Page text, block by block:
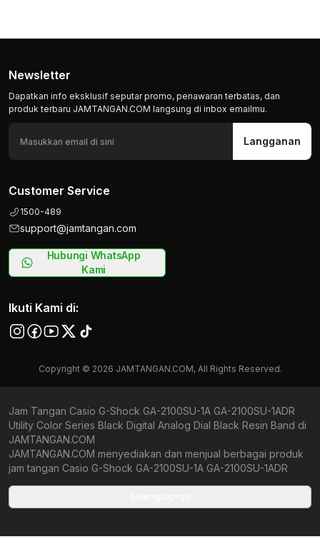
Newsletter
Dapatkan info eksklusif seputar promo, penawaran terbatas, dan
produk terbaru JAMTANGAN.COM langsung di inbox emailmu.
Langganan
Customer Service
1500-489
support@jamtangan.com
Hubungi WhatsApp
Kami
Ikuti Kami di:
Copyright © 2026 JAMTANGAN.COM, All Rights Reserved.
Jam Tangan Casio G-Shock GA-2100SU-1A GA-2100SU-1ADR
Utility Color Series Black Digital Analog Dial Black Resin Band di
JAMTANGAN.COM
JAMTANGAN.COM menyediakan dan menjual berbagai produk
jam tangan Casio G-Shock GA-2100SU-1A GA-2100SU-1ADR
Warranty). Kami berkomitmen untuk memberi penawaran terbaik
produk yang tersedia merupakan produk jam tangan original,